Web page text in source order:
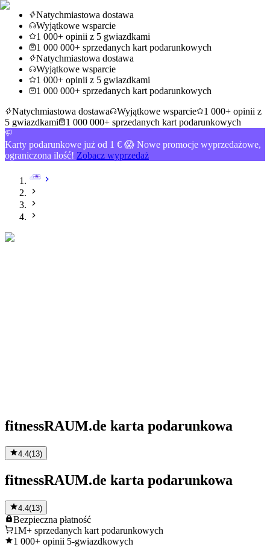
Natychmiastowa dostawa
Wyjątkowe wsparcie
1 000+ opinii z 5 gwiazdkami
1 000 000+ sprzedanych kart podarunkowych
Natychmiastowa dostawa
Wyjątkowe wsparcie
1 000+ opinii z 5 gwiazdkami
1 000 000+ sprzedanych kart podarunkowych
Natychmiastowa dostawa
Wyjątkowe wsparcie
1 000+ opinii z
5 gwiazdkami
1 000 000+ sprzedanych kart podarunkowych
Karty podarunkowe już od 1 € 😱 Nowe promocje wyprzedażowe,
ograniczona ilość! Zobacz wyprzedaż
fitnessRAUM.de karta podarunkowa
4.4(13)
fitnessRAUM.de karta podarunkowa
4.4(13)
Bezpieczna płatność
1M+ sprzedanych kart podarunkowych
1 000+ opinii 5-gwiazdkowych